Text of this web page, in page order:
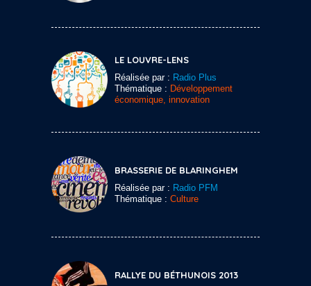
LE LOUVRE-LENS
Réalisée par : Radio Plus
Thématique : Développement
économique, innovation
BRASSERIE DE BLARINGHEM
Réalisée par : Radio PFM
Thématique : Culture
RALLYE DU BÉTHUNOIS 2013